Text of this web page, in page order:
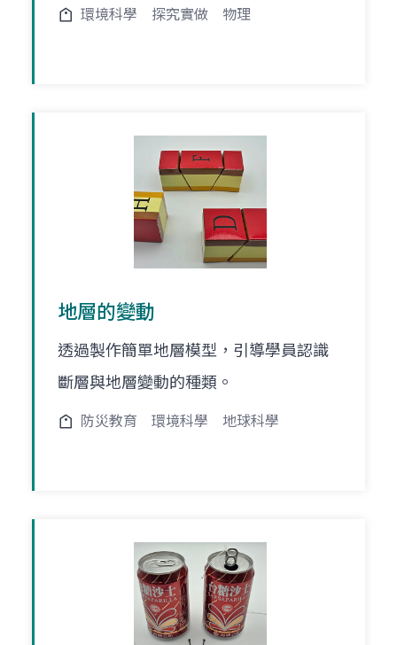
環境科學 探究實做 物理
地層的變動
透過製作簡單地層模型，引導學員認識
斷層與地層變動的種類。
防災教育 環境科學 地球科學